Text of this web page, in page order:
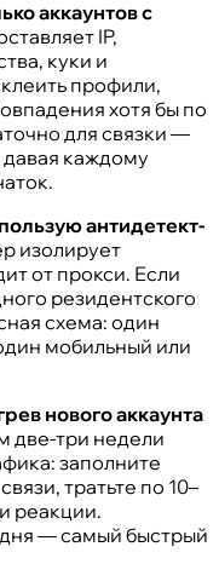
аккаунтов с
IP,
куки и
профили,
хотя бы по
для связки —
давая каждому
антидетект-
изолирует
от прокси. Если
резидентского
схема: один
мобильный или
нового аккаунта
две-три недели
заполните
тратьте по 10–
реакции.
— самый быстрый